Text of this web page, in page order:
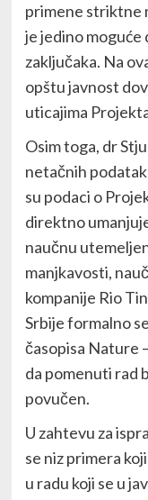
primene striktne
je jedino moguće
zaključaka. Na
opštu javnost
uticajima
Osim toga, dr
netačnih
su podaci o
direktno
naučnu
manjkavosti,
kompanije Rio
Srbije formalno
časopisa Nature
da pomenuti rad
povučen.
U zahtevu za
se niz primera
u radu koji se u